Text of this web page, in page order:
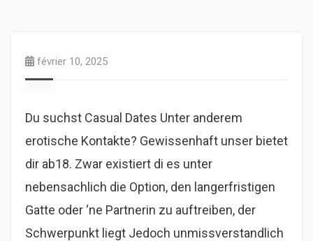
février 10, 2025
Du suchst Casual Dates Unter anderem
erotische Kontakte? Gewissenhaft unser bietet
dir ab18. Zwar existiert di es unter
nebensachlich die Option, den langerfristigen
Gatte oder ‘ne Partnerin zu auftreiben, der
Schwerpunkt liegt Jedoch unmissverstandlich